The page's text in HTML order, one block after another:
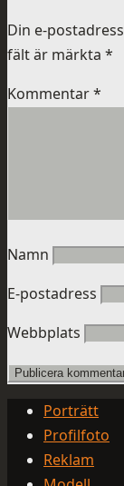
Din e-
fält är märkta *
Kommentar*
Namn
E-postadress
Webbplats
Porträtt
Profilfoto
Reklam